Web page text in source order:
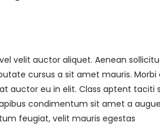
velit auctor aliquet. Aenean
cursus a sit amet mauris.
auctor eu in elit. Class aptent
condimentum sit amet a
feugiat, velit mauris egestas